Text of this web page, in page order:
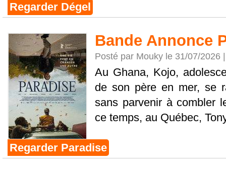
Regarder Dégel
Bande Annonce
Posté par Mouky le 31/07/2026
Au Ghana, Kojo,
de son père en mer, se
sans parvenir à combler
ce temps, au Québec,
Regarder Paradise